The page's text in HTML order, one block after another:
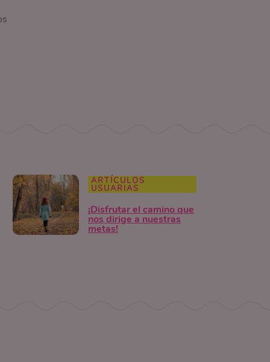
ARTÍCULOS
USUARIAS
¡Disfrutar el camino que
nos dirige a nuestras
metas!